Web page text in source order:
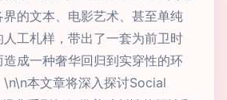
的文本、电影艺术、甚至单纯
工札样，带出了一套为前卫时
成一种奢华回归到实穿性的环
\n\n本文章将深入探讨Social